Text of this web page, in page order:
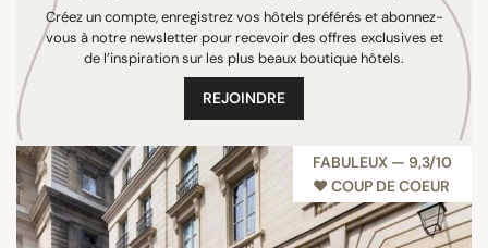
Créez un compte, enregistrez vos hôtels préférés et abonnez-
vous à notre newsletter pour recevoir des offres exclusives et
de l’inspiration sur les plus beaux boutique hôtels.
REJOINDRE
FABULEUX — 9,3/10
♥︎ COUP DE COEUR